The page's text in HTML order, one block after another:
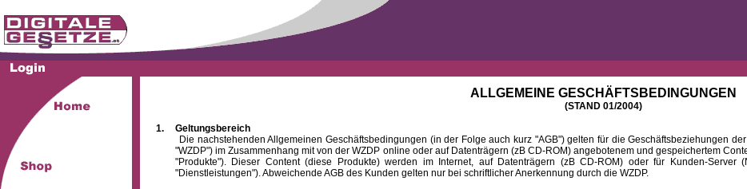
ALLGEMEINE GESCHÄFTSBEDINGUNGEN
(STAND 01/2004)
1.
Geltungsbereich
Die nachstehenden Allgemeinen Geschäftsbedingungen (in der Folge auch kurz "AGB") gelten für die Geschäftsbeziehungen
"WZDP") im Zusammenhang mit von der WZDP online oder auf Datenträgern (zB CD-ROM) angebotenem und gespeichertem
"Produkte"). Dieser Content (diese Produkte) werden im Internet, auf Datenträgern (zB CD-ROM) oder für Kunden-
"Dienstleistungen"). Abweichende AGB des Kunden gelten nur bei schriftlicher Anerkennung durch die WZDP.